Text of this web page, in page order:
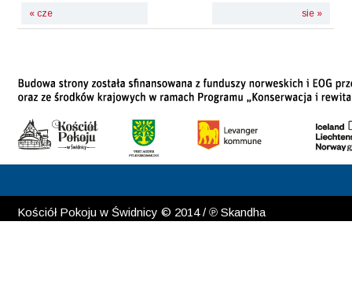
« cze sie »
Kościół Pokoju w Świdnicy © 2014 / ℗ Skandha